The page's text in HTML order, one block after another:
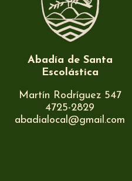
Abadía de Santa
Escolástica
Martín Rodríguez 547
4725-2829
abadialocal@gmail.com